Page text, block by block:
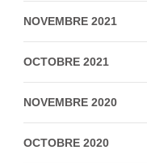
NOVEMBRE 2021
OCTOBRE 2021
NOVEMBRE 2020
OCTOBRE 2020